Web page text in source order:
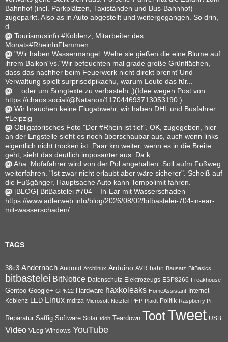
Bahnhof (incl. Parkplätzen, Taxiständen und Bus-Bahnhof)
zugeparkt. Also as in Auto abgestellt und weitergegangen. So drin,
d...
Tourismusinfo #Koblenz, Mitarbeiter des
Monats#RheinInFlammen
"Wir haben Wassermangel. Wehe sie gießen die eine Blume auf
ihrem Balkon"vs."Wir befeuchten mal grade große Grünflächen,
dass das nachher beim Feuerwerk nicht direkt brennt"Und
Verwaltung spielt surprisedpikachu, warum Leute das für...
…oder um Songtexte zu verbasteln ;)(Idee wegen Post von
https://chaos.social/@Natanox/117044693713053190 )
Wir brauchen keine Flugabwehr, wir haben DHL und Busfahrer.
#Leipzig
Obligatorisches Foto "Der #Rhein ist tief". OK, zugegeben, hier
an der Engstelle sieht es noch überschaubar aus, auch wenn links
eigentlich nicht trocken ist. Paar km weiter, wenn es in die Breite
geht, sieht das deutlich imposanter aus. Da k...
Aha. Mofafahrer wird von der Pol angehalten. Soll aufm Fußweg
weiterfahren. "Ist zwar nicht erlaubt aber wäre sicherer". Scheiß auf
die Fußgänger, Hauptsache Auto kann Tempolimit fahren.
[BLOG] BitBastelei #704 – In-Ear mit Wasserschaden
https://www.adlerweb.info/blog/2026/08/02/bitbastelei-704-in-ear-
mit-wasserschaden/
TAGS
38c3 Andernach Android Archlinux Arduino AVR bahn Bausatz BitBasics
bitbastelei BitNotice Datenschutz Elektrozeugs ESP8266 Freakhouse
Gentoo Google+ GPN22 Hardware haxkoleaks HomeAssistant Internet
Koblenz LED Linux mdrza Microsoft Netzteil PHP Plaidt Politik Raspberry Pi
Reparatur Saffig Software Solar tdoh Teardown TootTweet USB
Video VLog Windows YouTube